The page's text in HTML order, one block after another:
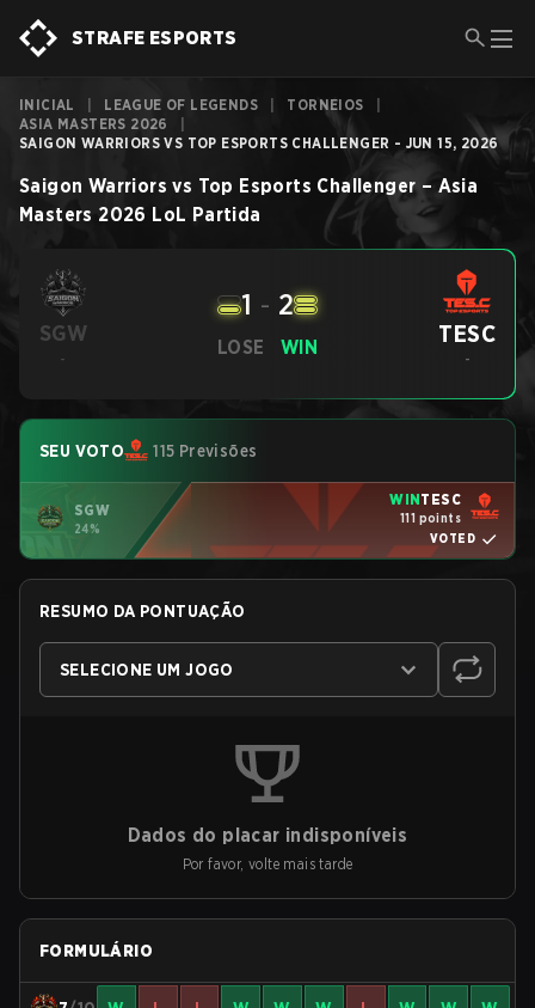
STRAFE ESPORTS
INICIAL LEAGUE OF LEGENDS TORNEIOS
ASIA MASTERS 2026
SAIGON WARRIORS VS TOP ESPORTS CHALLENGER - JUN 15, 2026
Saigon Warriors vs Top Esports Challenger – Asia
Masters 2026 LoL Partida
SGW
-
LOSE
1 - 2
WIN TESC
-
SEU VOTO 115 Previsões
SGW
24%
WINTESC
111 points
VOTED
RESUMO DA PONTUAÇÃO
SELECIONE UM JOGO
Dados do placar indisponíveis
Por favor, volte mais tarde
FORMULÁRIO